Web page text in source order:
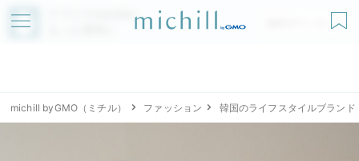
アプリでmichillが
無料ダウンロード
michill byGMO（ミチル） ファッション 韓国のライフスタイルブラン